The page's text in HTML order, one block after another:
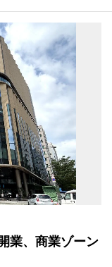
業、商業ゾーン